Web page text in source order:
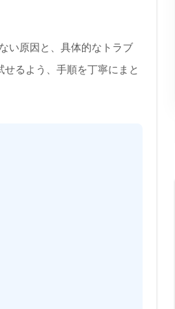
い原因と、具体的なトラブ
るよう、手順を丁寧にまと